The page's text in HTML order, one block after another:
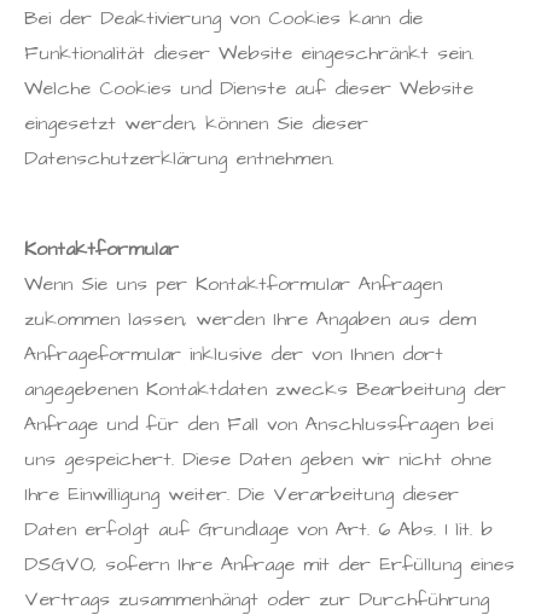
Bei der Deaktivierung von Cookies kann die
Funktionalität dieser Website eingeschränkt sein.
Welche Cookies und Dienste auf dieser Website
eingesetzt werden, können Sie dieser
Datenschutzerklärung entnehmen.
Kontaktformular
Wenn Sie uns per Kontaktformular Anfragen
zukommen lassen, werden Ihre Angaben aus dem
Anfrageformular inklusive der von Ihnen dort
angegebenen Kontaktdaten zwecks Bearbeitung der
Anfrage und für den Fall von Anschlussfragen bei
uns gespeichert. Diese Daten geben wir nicht ohne
Ihre Einwilligung weiter. Die Verarbeitung dieser
Daten erfolgt auf Grundlage von Art. 6 Abs. 1 lit. b
DSGVO, sofern Ihre Anfrage mit der Erfüllung eines
Vertrags zusammenhängt oder zur Durchführung